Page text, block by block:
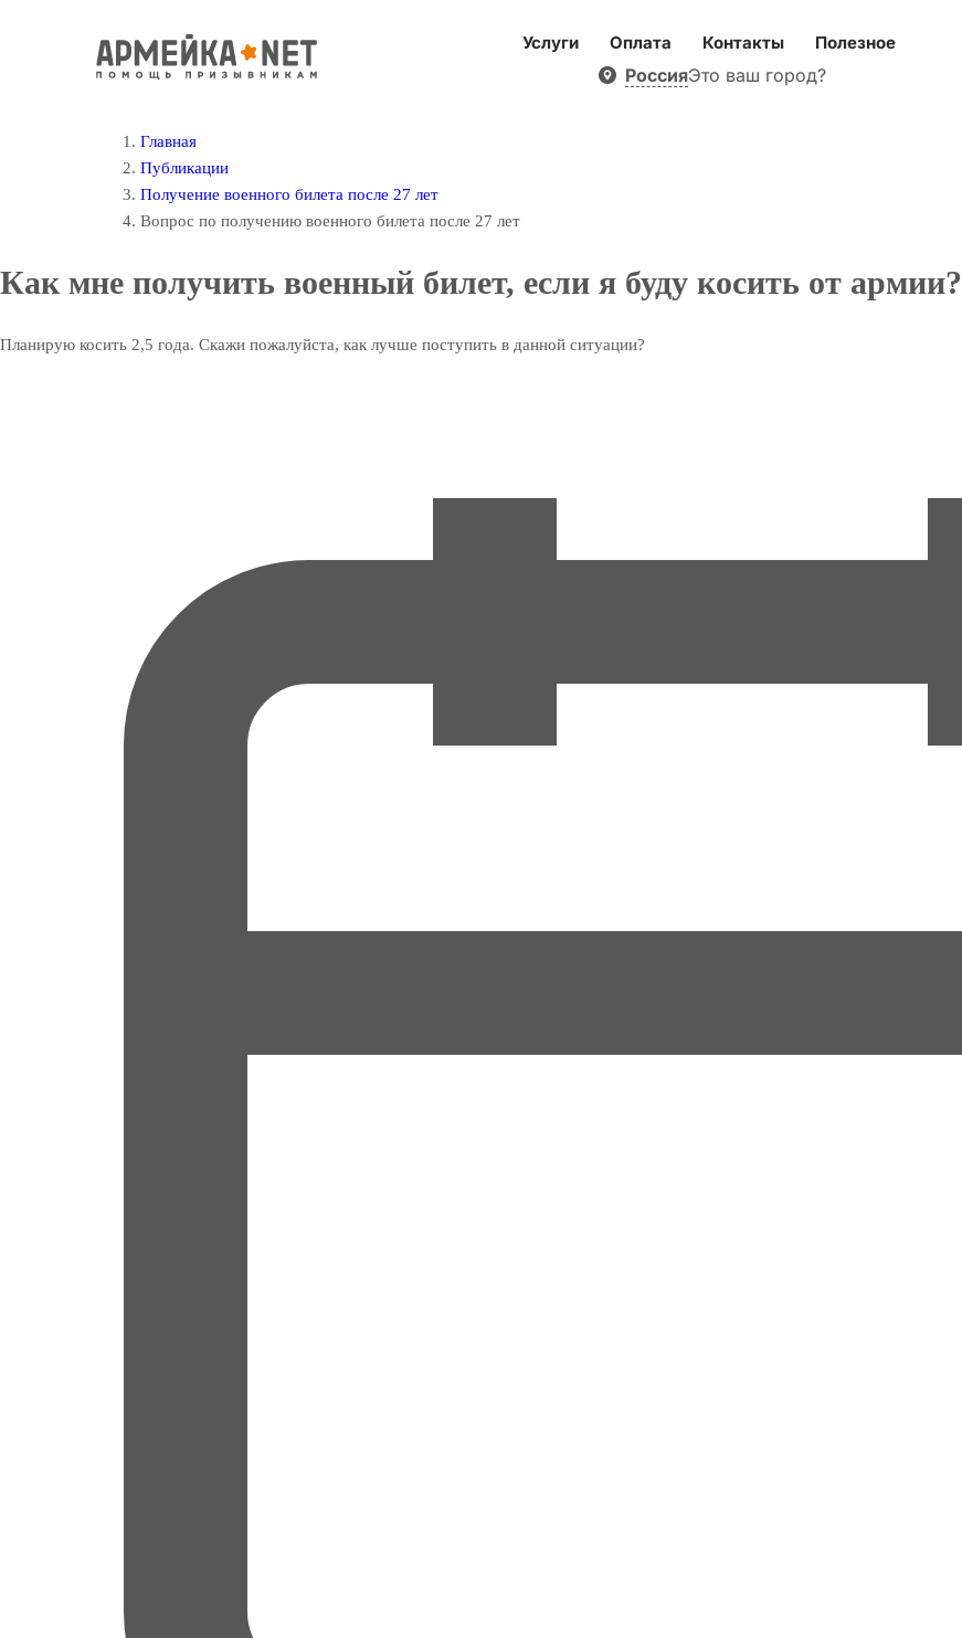
Услуги Оплата Контакты Полезное
РоссияЭто ваш город?
Главная
Публикации
Получение военного билета после 27 лет
Вопрос по получению военного билета после 27 лет
Как мне получить военный билет, если я буду косить от армии?
Планирую косить 2,5 года. Скажи пожалуйста, как лучше поступить в данной ситуации?